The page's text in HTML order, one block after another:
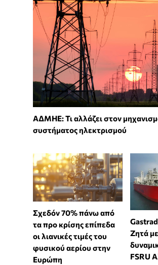
ΑΔΜΗΕ: Τι αλλάζει στον
συστήματος ηλεκτρισμού
Σχεδόν 70% πάνω από
τα προ κρίσης επίπεδα
οι λιανικές τιμές του
φυσικού αερίου στην
Ευρώπη
Ζητά
FSRU